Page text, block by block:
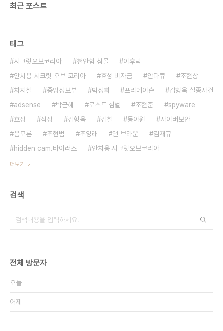
최근 포스트
태그
시크릿오브코리아 천안함 침몰
이후락
안치용 시크릿 오브 코리아
효성 비자금 안다큐
조현상
차지철
중앙정보부 박정희 프리메이슨
김형욱 실종사건
adsense
박근혜 로스트 심벌 조현준
spyware
효성
삼성 김형욱 검찰 동아원
사이버보안
음모론
조현범 조양래 댄 브라운
김재규
hidden cam.바이러스
안치용 시크릿오브코리아
더보기
검색
전체 방문자
오늘
어제